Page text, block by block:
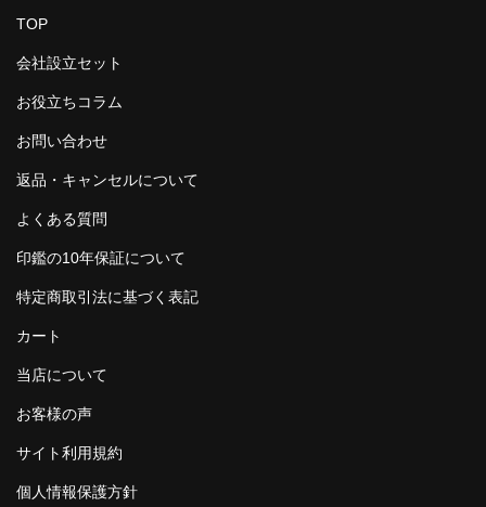
TOP
会社設立セット
お役立ちコラム
お問い合わせ
返品・キャンセルについて
よくある質問
印鑑の10年保証について
特定商取引法に基づく表記
カート
当店について
お客様の声
サイト利用規約
個人情報保護方針